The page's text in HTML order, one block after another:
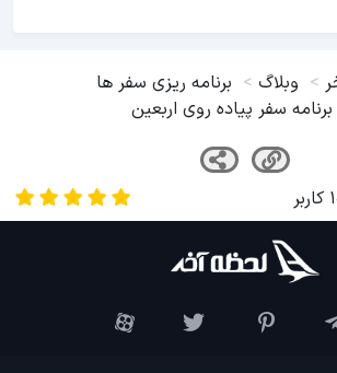
وبلاگ
برنامه ریزی سفر ها
برنامه سفر پیاده روی اربعین
کاربر